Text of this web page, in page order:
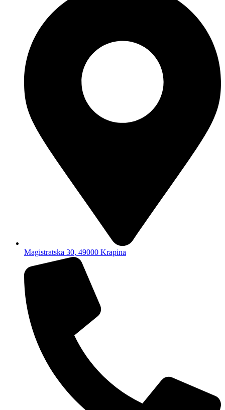
Magistratska 30, 49000 Krapina